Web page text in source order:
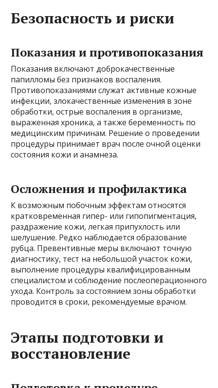
Безопасность и риски
Показания и противопоказания
Показания включают доброкачественные
папилломы без признаков воспаления.
Противопоказаниями служат активные кожные
инфекции, злокачественные изменения в зоне
обработки, острые воспаления в организме,
выраженная хроника, а также беременность по
медицинским причинам. Решение о проведении
процедуры принимает врач после очной оценки
состояния кожи и анамнеза.
Осложнения и профилактика
К возможным побочным эффектам относятся
кратковременная гипер- или гипопигментация,
раздражение кожи, легкая припухлость или
шелушение. Редко наблюдается образование
рубца. Превентивные меры включают точную
диагностику, тест на небольшой участок кожи,
выполнение процедуры квалифицированным
специалистом и соблюдение послеоперационного
ухода. Контроль за состоянием зоны обработки
проводится в сроки, рекомендуемые врачом.
Этапы подготовки и
восстановление